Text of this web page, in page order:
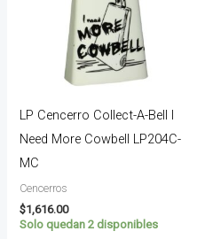
LP Cencerro Collect-A-Bell I
Need More Cowbell LP204C-
MC
Cencerros
$1,616.00
Solo quedan 2 disponibles